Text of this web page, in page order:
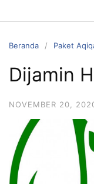
Beranda Paket
Dijamin
NOVEMBER 20,